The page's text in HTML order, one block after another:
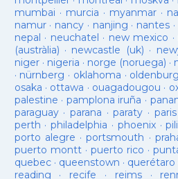
mumbai · murcia · myanmar·
namur· nancy · nanjing · nantes ·
nepal · neuchatel · new mexico ·
(austràlia) · newcastle (uk) ·
niger· nigeria · norge (noruega) ·
· nürnberg · oklahoma · oldenburg
osaka · ottawa · ouagadougou ·
palestine · pamplona iruña ·
paraguay· parana ·paraty · paris
perth ·philadelphia · phoenix·
porto alegre ·portsmouth ·
puerto montt· puerto rico ·
quebec· queenstown · querétaro
reading · recife · reims·